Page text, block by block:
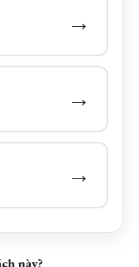
→
→
→
này?